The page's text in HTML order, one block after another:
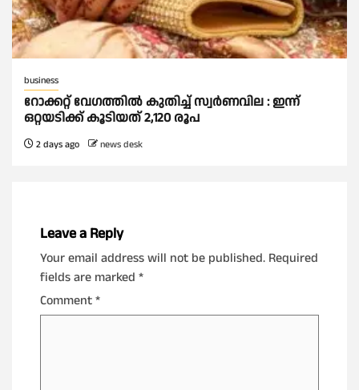
business
റോക്കറ്റ് വേഗത്തില്‍ കുതിച്ച് സ്വര്‍ണവില : ഇന്ന്
ഒറ്റയടിക്ക് കൂടിയത് 2,120 രൂപ
2 days ago news desk
Leave a Reply
Your email address will not be published. Required
fields are marked *
Comment*